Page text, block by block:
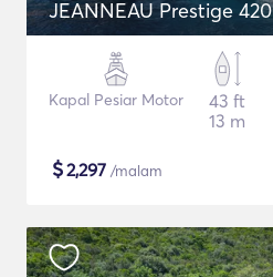
JEANNEAU Prestige 420
Kapal Pesiar Motor
43 ft
13 m
$2,297 /malam